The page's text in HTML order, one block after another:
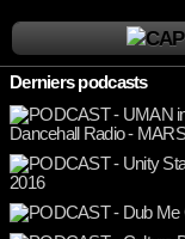
Derniers podcasts